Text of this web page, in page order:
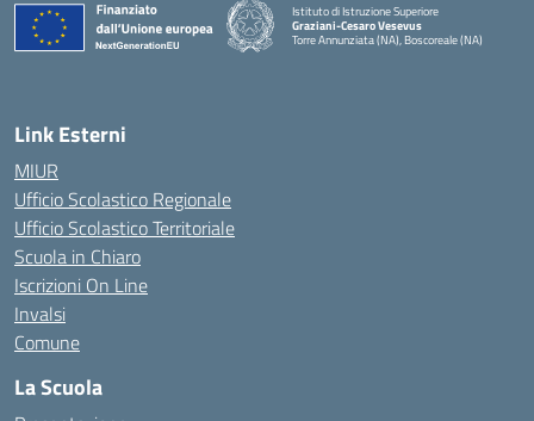
Istituto di Istruzione Superiore
Graziani-Cesaro Vesevus
Torre Annunziata (NA), Boscoreale (NA)
Link Esterni
MIUR
Ufficio Scolastico Regionale
Ufficio Scolastico Territoriale
Scuola in Chiaro
Iscrizioni On Line
Invalsi
Comune
La Scuola